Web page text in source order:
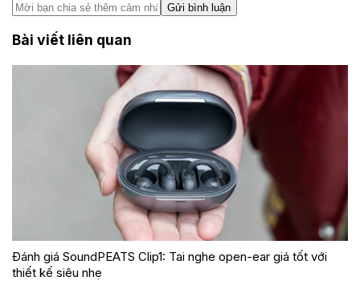
Gửi bình luận
Bài viết liên quan
Đánh giá SoundPEATS Clip1: Tai nghe open-ear giá tốt với
thiết kế siêu nhẹ